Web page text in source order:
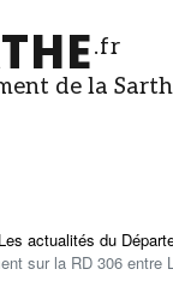
au
contenu
principal
.fr
de la
Département
Les actualités du
sur la RD 306 entre